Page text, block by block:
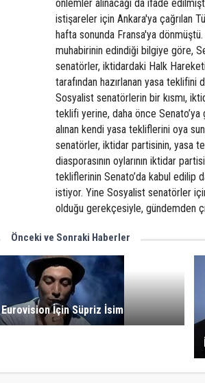
önlemler alınacağı da ifade
istişareler için Ankara'ya çağrılan
hafta sonunda Fransa'ya
muhabirinin edindiği bilgiye göre,
senatörler, iktidardaki Halk
tarafından hazırlanan yasa
Sosyalist senatörlerin bir kısmı,
teklifi yerine, daha önce
alınan kendi yasa tekliflerini oya
senatörler, iktidar partisinin, yasa
diasporasının oylarının iktidar
tekliflerinin Senato’da kabul edilip
istiyor. Yine Sosyalist senatörler
olduğu gerekçesiyle, gündemden
Önceki ve Sonraki Haberler
Eurovision İçin Süpriz İsim